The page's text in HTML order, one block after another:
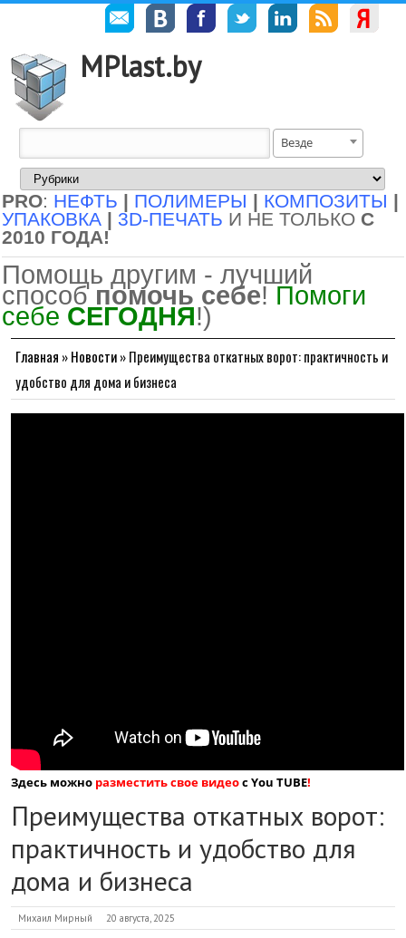
MPlast.by
Везде
PRO: НЕФТЬ | ПОЛИМЕРЫ | КОМПОЗИТЫ |
УПАКОВКА | 3D-ПЕЧАТЬ И НЕ ТОЛЬКО С
2010 ГОДА!
Помощь другим - лучший
способ помочь себе! Помоги
себе СЕГОДНЯ!)
Главная »Новости»Преимущества откатных ворот: практичность и
удобство для дома и бизнеса
Здесь можно разместить свое видеос You TUBE!
Преимущества откатных ворот:
практичность и удобство для
дома и бизнеса
Михаил Мирный 20 августа, 2025